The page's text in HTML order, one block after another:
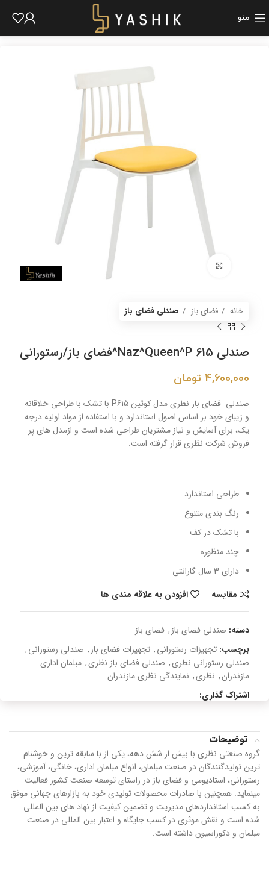
منو
خانه فضای باز صندلی فضای باز
صندلی Naz^Queen^P 615^فضای باز/رستورانی
4,600,000 تومان
صندلی فضای باز نظری مدل کوئین P615 با تشک با طراحی خلاقانه
و زیبای خود بر اساس اصول استاندارد و با استفاده از مواد اولیه درجه
یک، برای آسایش و نیاز مشتریان طراحی شده است و ازمدل های پر
فروش‌ شرکت نظری قرار گرفته است.
طراحی استاندارد
رنگ بندی متنوع
با تشک در کف
چند منظوره
دارای 3 سال گارانتی
مقایسه
افزودن به علاقه مندی ها
دسته: صندلی فضای باز, فضای باز
برچسب: تجهیزات رستورانی, تجهیزات فضای باز, صندلی رستورانی,
صندلی رستورانی نظری, صندلی فضای باز نظری, مبلمان اداری
مازندران, نظری, نمایندگی نظری مازندران
اشتراک گذاری:
توضیحات
گروه صنعتی نظری با بیش از شش دهه، یکی از با سابقه ترین و خوشنام
ترین تولیدگنندگان در صنعت مبلمان، انواع مبلمان اداری، خانگی، آموزشی،
رستورانی، استادیومی و فضای باز در راستای توسعه صنعت کشور فعالیت
مینماید. همچنین با صادرات محصولات تولیدی خود به بازارهای جهانی موفق
به کسب استانداردهای مدیریت و تضمین کیفیت از نهاد های بین المللی
شده است و نقش موثری در کسب جایگاه و اعتبار بین المللی در صنعت
مبلمان و دکوراسیون داشته است.